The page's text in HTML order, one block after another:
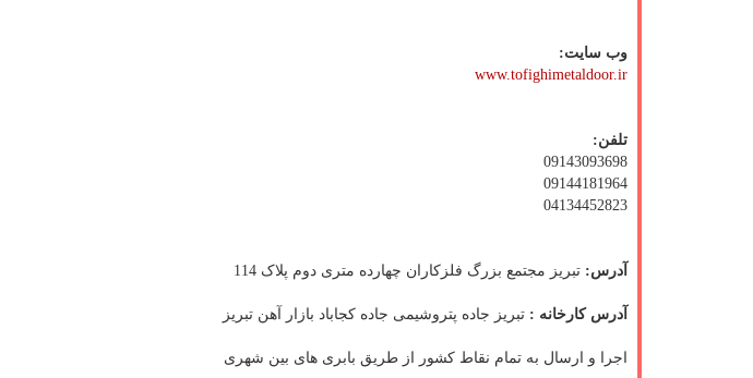
وب سایت:
www.tofighimetaldoor.ir
تلفن:
09143093698
09144181964
04134452823
آدرس: تبریز مجتمع بزرگ فلزکاران چهارده متری دوم پلاک 114
آدرس کارخانه : تبریز جاده پتروشیمی جاده کجاباد بازار آهن تبریز
اجرا و ارسال به تمام نقاط کشور از طریق بابری های بین شهری